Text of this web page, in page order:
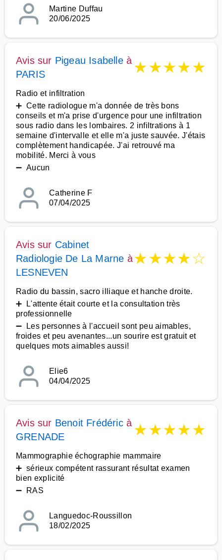
Martine Duffau
20/06/2025
Avis sur Pigeau Isabelleà
PARIS
★★★★★
Radio et infiltration
➕ Cette radiologue m'a donnée de très bons
conseils et m'a prise d'urgence pour une infiltration
sous radio dans les lombaires. 2 infiltrations à 1
semaine d'intervalle et elle m'a juste sauvée. J'étais
complètement handicapée. J'ai retrouvé ma
mobilité. Merci à vous
➖ Aucun
Catherine F
07/04/2025
Avis sur Cabinet
Radiologie De La Marne à
LESNEVEN
★★★★☆
Radio du bassin, sacro illiaque et hanche droite.
➕ L'attente était courte et la consultation très
professionnelle
➖ Les personnes à l'accueil sont peu aimables,
froides et peu avenantes...un sourire est gratuit et
quelques mots aimables aussi!
Elie6
04/04/2025
Avis sur Benoit Frédéricà
GRENADE
★★★★★
Mammographie échographie mammaire
➕ sérieux compétent rassurant résultat examen
bien explicité
➖ RAS
Languedoc-Roussillon
18/02/2025